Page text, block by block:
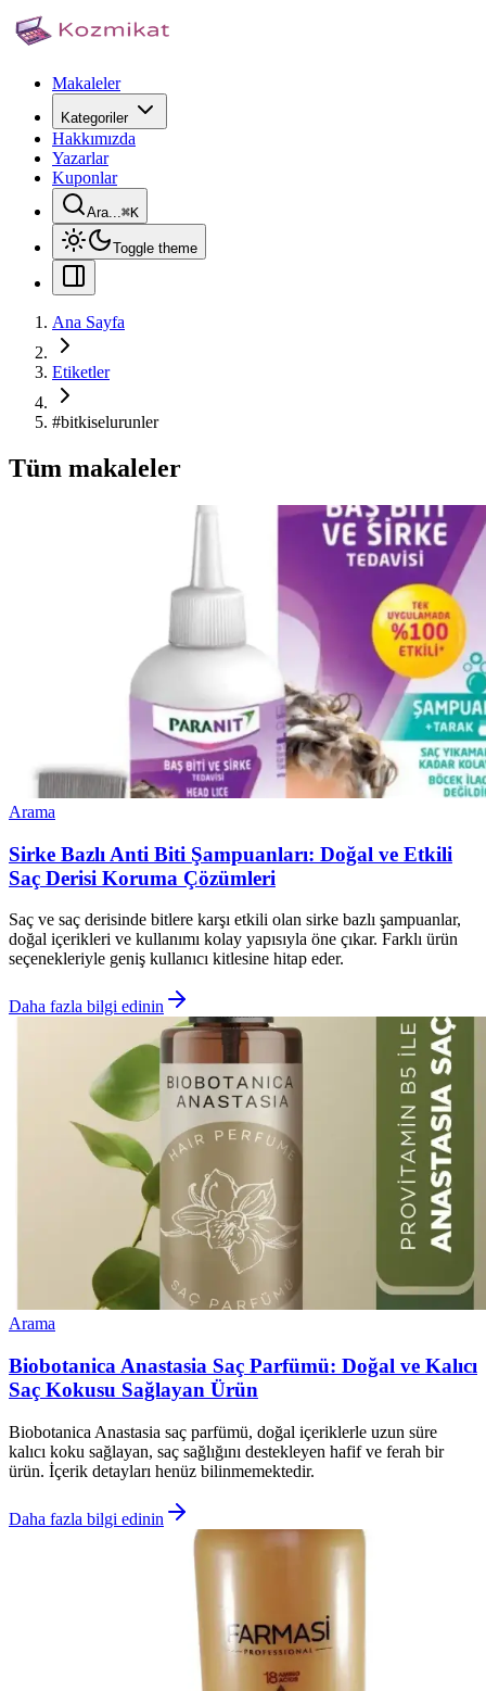
Makaleler
Kategoriler
Hakkımızda
Yazarlar
Kuponlar
Ara...⌘K
Toggle theme
Ana Sayfa
Etiketler
#bitkiselurunler
Tüm makaleler
Arama
Sirke Bazlı Anti Biti Şampuanları: Doğal ve Etkili
Saç Derisi Koruma Çözümleri
Saç ve saç derisinde bitlere karşı etkili olan sirke bazlı şampuanlar,
doğal içerikleri ve kullanımı kolay yapısıyla öne çıkar. Farklı ürün
seçenekleriyle geniş kullanıcı kitlesine hitap eder.
Daha fazla bilgi edinin
Arama
Biobotanica Anastasia Saç Parfümü: Doğal ve Kalıcı
Saç Kokusu Sağlayan Ürün
Biobotanica Anastasia saç parfümü, doğal içeriklerle uzun süre
kalıcı koku sağlayan, saç sağlığını destekleyen hafif ve ferah bir
ürün. İçerik detayları henüz bilinmemektedir.
Daha fazla bilgi edinin